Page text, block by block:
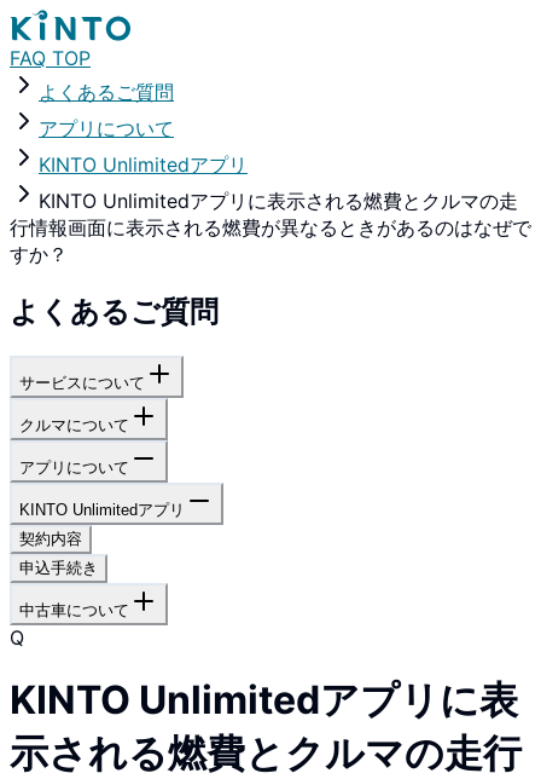
FAQ TOP
よくあるご質問
アプリについて
KINTO Unlimitedアプリ
KINTO Unlimitedアプリに表示される燃費とクルマの走
行情報画面に表示される燃費が異なるときがあるのはなぜで
すか？
よくあるご質問
サービスについて
クルマについて
アプリについて
KINTO Unlimitedアプリ
契約内容
申込手続き
中古車について
Q
KINTO Unlimitedアプリに表
示される燃費とクルマの走行